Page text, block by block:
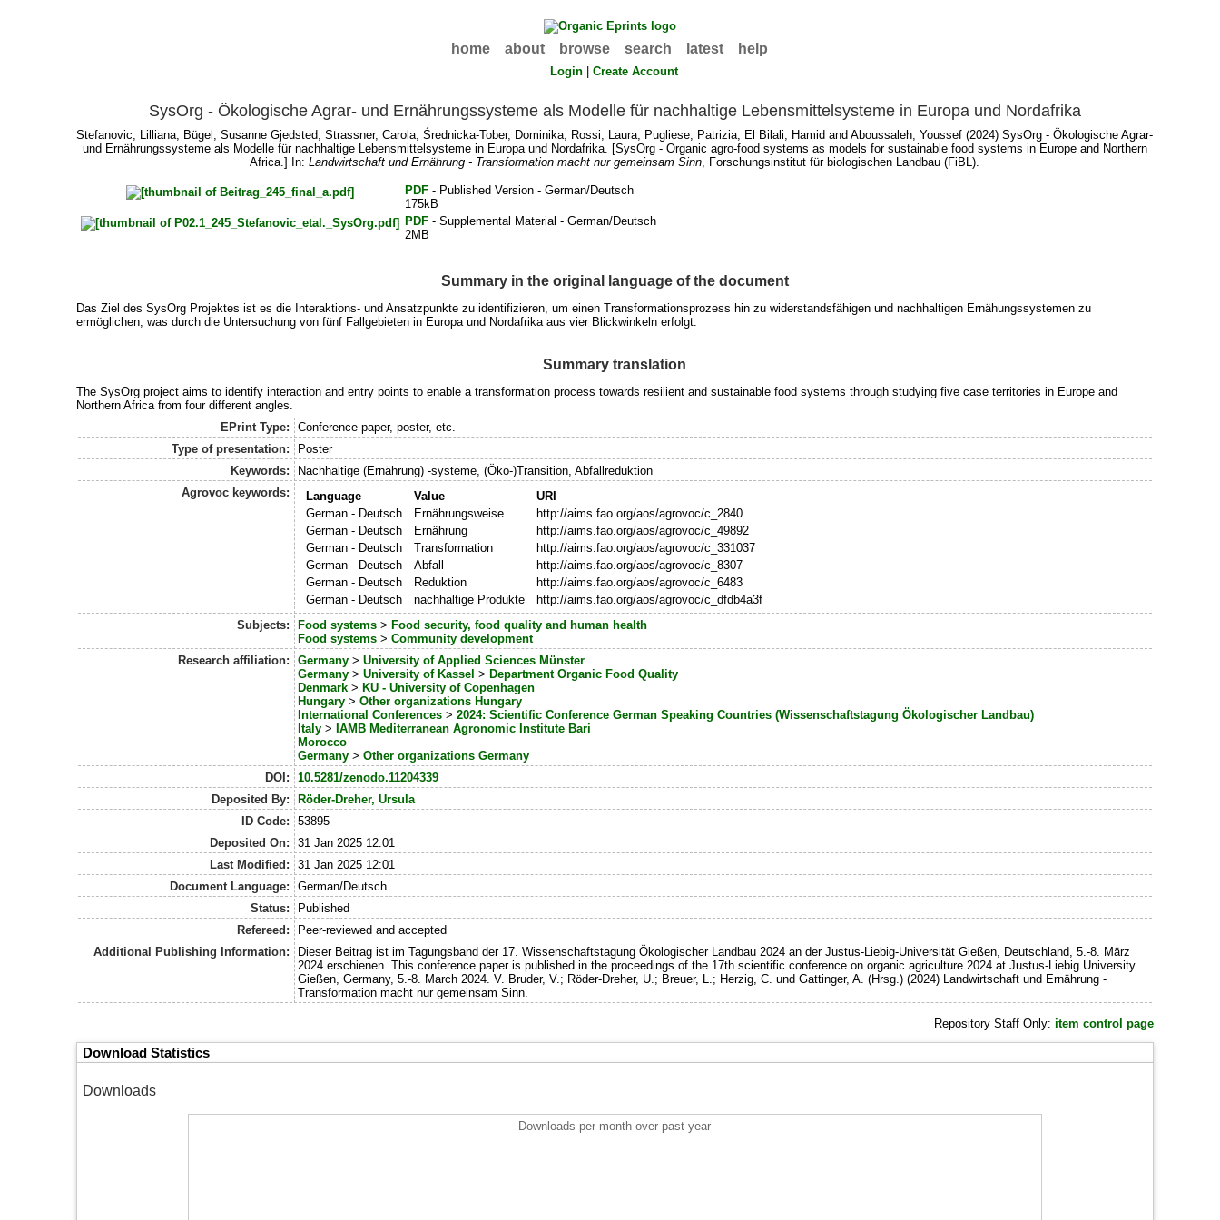
home about browse search latest help
Login |Create Account
SysOrg - Ökologische Agrar- und Ernährungssysteme als Modelle für nachhaltige Lebensmittelsysteme in Europa und Nordafrika
Stefanovic, Lilliana; Bügel, Susanne Gjedsted;Strassner, Carola;Średnicka-Tober, Dominika; Rossi, Laura; Pugliese, Patrizia; El Bilali, Hamid andAboussaleh, Youssef (2024) SysOrg - Ökologische Agrar-
und Ernährungssysteme als Modelle für nachhaltige Lebensmittelsysteme in Europa und Nordafrika. [SysOrg - Organic agro-food systems as models for sustainable food systems in Europe and Northern
Africa.] In:Landwirtschaft und Ernährung - Transformation macht nur gemeinsam Sinn, Forschungsinstitut für biologischen Landbau (FiBL).
PDF- Published Version - German/Deutsch
175kB
PDF- Supplemental Material - German/Deutsch
2MB
Summary in the original language of the document
Das Ziel des SysOrg Projektes ist es die Interaktions- und Ansatzpunkte zu identifizieren, um einen Transformationsprozess hin zu widerstandsfähigen und nachhaltigen Ernähungssystemen zu
ermöglichen, was durch die Untersuchung von fünf Fallgebieten in Europa und Nordafrika aus vier Blickwinkeln erfolgt.
Summary translation
The SysOrg project aims to identify interaction and entry points to enable a transformation process towards resilient and sustainable food systems through studying five case territories in Europe and
Northern Africa from four different angles.
EPrint Type:
Conference paper, poster, etc.
Type of presentation:
Poster
Keywords:
Nachhaltige (Ernährung) -systeme, (Öko-)Transition, Abfallreduktion
Agrovoc keywords:
Language Value
URI
German - Deutsch
Ernährungsweise
http://aims.fao.org/aos/agrovoc/c_2840
German - Deutsch
Ernährung
http://aims.fao.org/aos/agrovoc/c_49892
German - Deutsch
Transformation
http://aims.fao.org/aos/agrovoc/c_331037
German - Deutsch
Abfall
http://aims.fao.org/aos/agrovoc/c_8307
German - Deutsch
Reduktion
http://aims.fao.org/aos/agrovoc/c_6483
German - Deutsch
nachhaltige Produkte
http://aims.fao.org/aos/agrovoc/c_dfdb4a3f
Subjects:
Food systems >Food security, food quality and human health
Food systems >Community development
Research affiliation:
Germany >University of Applied Sciences Münster
Germany >University of Kassel >Department Organic Food Quality
Denmark >KU - University of Copenhagen
Hungary >Other organizations Hungary
International Conferences >2024: Scientific Conference German Speaking Countries (Wissenschaftstagung Ökologischer Landbau)
Italy >IAMB Mediterranean Agronomic Institute Bari
Morocco
Germany >Other organizations Germany
DOI:
10.5281/zenodo.11204339
Deposited By:
Röder-Dreher, Ursula
ID Code:
53895
Deposited On:
31 Jan 2025 12:01
Last Modified:
31 Jan 2025 12:01
Document Language:
German/Deutsch
Status:
Published
Refereed:
Peer-reviewed and accepted
Additional Publishing Information:
Dieser Beitrag ist im Tagungsband der 17. Wissenschaftstagung Ökologischer Landbau 2024 an der Justus-Liebig-Universität Gießen, Deutschland, 5.-8. März
2024 erschienen. This conference paper is published in the proceedings of the 17th scientific conference on organic agriculture 2024 at Justus-Liebig University
Gießen, Germany, 5.-8. March 2024. V. Bruder, V.; Röder-Dreher, U.; Breuer, L.; Herzig, C. und Gattinger, A. (Hrsg.) (2024) Landwirtschaft und Ernährung -
Transformation macht nur gemeinsam Sinn.
Repository Staff Only: item control page
Download Statistics
Downloads
Downloads per month over past year